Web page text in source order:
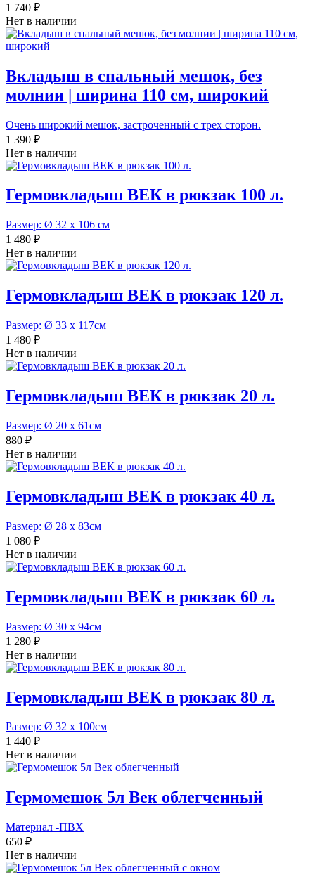
1 740 ₽
Нет в наличии
Вкладыш в спальный мешок, без
молнии | ширина 110 см, широкий
Очень широкий мешок, застроченный с трех сторон.
1 390 ₽
Нет в наличии
Гермовкладыш ВЕК в рюкзак 100 л.
Размер: Ø 32 х 106 см
1 480 ₽
Нет в наличии
Гермовкладыш ВЕК в рюкзак 120 л.
Размер: Ø 33 х 117см
1 480 ₽
Нет в наличии
Гермовкладыш ВЕК в рюкзак 20 л.
Размер: Ø 20 х 61см
880 ₽
Нет в наличии
Гермовкладыш ВЕК в рюкзак 40 л.
Размер: Ø 28 х 83см
1 080 ₽
Нет в наличии
Гермовкладыш ВЕК в рюкзак 60 л.
Размер: Ø 30 х 94см
1 280 ₽
Нет в наличии
Гермовкладыш ВЕК в рюкзак 80 л.
Размер: Ø 32 х 100см
1 440 ₽
Нет в наличии
Гермомешок 5л Век облегченный
Материал -ПВХ
650 ₽
Нет в наличии